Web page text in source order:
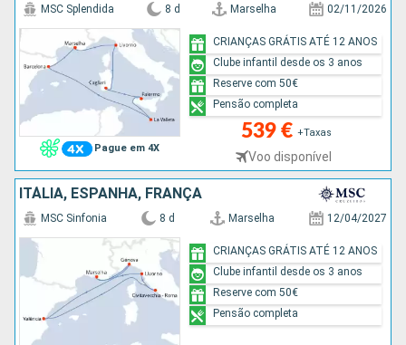
Pague em 4X
MSC Splendida 8 d Marselha 02/11/2026
539 € +Taxas
Voo disponível
CRIANÇAS GRÁTIS ATÉ 12 ANOS
Clube infantil desde os 3 anos
Reserve com 50€
Pensão completa
ITÁLIA, ESPANHA, FRANÇA
MSC Sinfonia 8 d Marselha 12/04/2027
CRIANÇAS GRÁTIS ATÉ 12 ANOS
Clube infantil desde os 3 anos
Reserve com 50€
Pensão completa